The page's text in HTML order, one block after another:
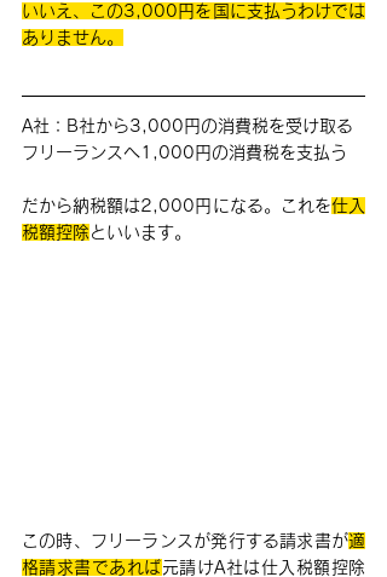
いいえ、この3,000円を国に支払うわけでは
ありません。
A社：B社から3,000円の消費税を受け取る
フリーランスへ1,000円の消費税を支払う
だから納税額は2,000円になる。これを仕入
税額控除 といいます。
この時、フリーランスが発行する請求書が適
格請求書であれば元請けA社は仕入税額控除